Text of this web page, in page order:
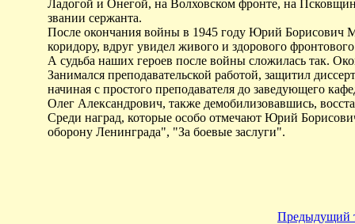
Ладогой и Онегой, на Волховском фронте, на
звании сержанта.
После окончания войны в 1945 году Юрий Борисович
коридору, вдруг увидел живого и здорового
А судьба наших героев после войны сложилась так.
Занимался преподавательской работой, защитил
начиная с простого преподавателя до заведующего
Олег Александрович, также демобилизовавшись,
Среди наград, которые особо отмечают Юрий
оборону Ленинграда", "За боевые заслуги".
Предыдущий